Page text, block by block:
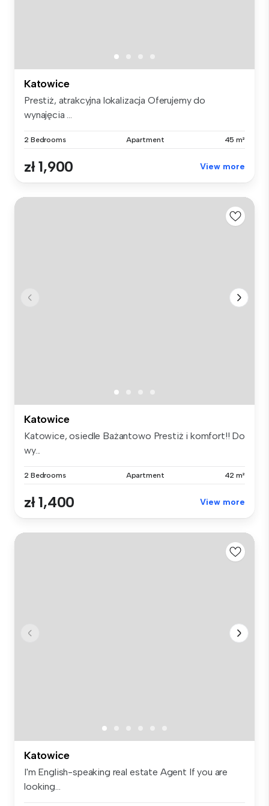
Katowice
Prestiż, atrakcyjna lokalizacja Oferujemy do
wynajęcia ...
2 Bedrooms Apartment 45 m²
zł 1,900 View more
Katowice
Katowice, osiedle Bażantowo Prestiż i komfort!! Do
wy...
2 Bedrooms Apartment 42 m²
zł 1,400 View more
Katowice
I'm English-speaking real estate Agent If you are
looking...